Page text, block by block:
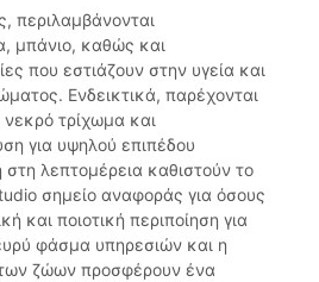
περιλαμβάνονται
μπάνιο, καθώς και
που εστιάζουν στην υγεία και
Ενδεικτικά, παρέχονται
τρίχωμα και
για υψηλού επιπέδου
λεπτομέρεια καθιστούν το
σημείο αναφοράς για όσους
και ποιοτική περιποίηση για
φάσμα υπηρεσιών και η
ζώων προσφέρουν ένα